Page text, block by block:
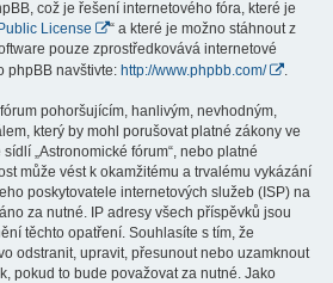
což je řešení internetového fóra, které je
License
“ a které je možno stáhnout z
pouze zprostředkovává internetové
phpBB navštivte: http://www.phpbb.com/
pohoršujícím, hanlivým, nevhodným,
který by mohl porušovat platné zákony ve
„Astronomické fórum“, nebo platné
může vést k okamžitému a trvalému vykázání
poskytovatele internetových služeb (ISP) na
za nutné. IP adresy všech příspěvků jsou
těchto opatření. Souhlasíte s tím, že
odstranit, upravit, přesunout nebo uzamknout
pokud to bude považovat za nutné. Jako